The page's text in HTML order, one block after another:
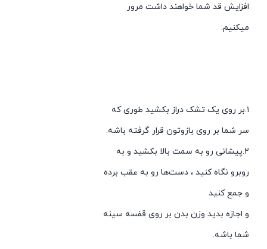
افزایش قد شما خواهند داشت مرور
میکنیم:
۱.بر روی یک تشک دراز بکشید طوری که
سر شما بر روی بازوتون قرار گرفته باشه.
۲.پیشانی رو به سمت بالا بکشید و به
روبرو نگاه کنید ، دست‌ها رو به عقب برده
و جمع کنید
و اجازه بدید وزن بدن بر روی قفسه سینه
شما باشه.